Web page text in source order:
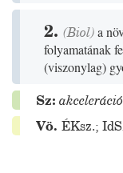
2. (Biol)a
folyamatának
(viszonylag)
Sz:
Vö. ÉKsz.;